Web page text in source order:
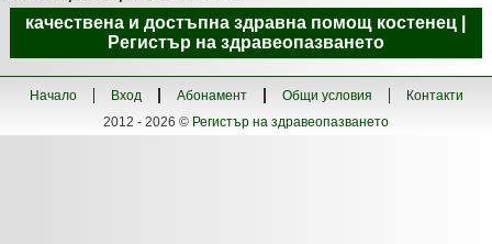
качествена и достъпна здравна помощ костенец |
Регистър на здравеопазването
Начало Вход Абонамент Общи условия
Контакти
2012 - 2026 © Регистър на здравеопазването